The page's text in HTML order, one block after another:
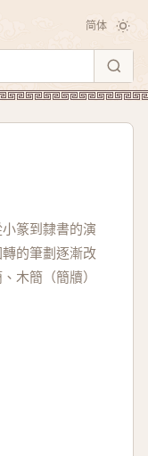
简体
篆到隸書的演
的筆劃逐漸改
木簡（簡牘）